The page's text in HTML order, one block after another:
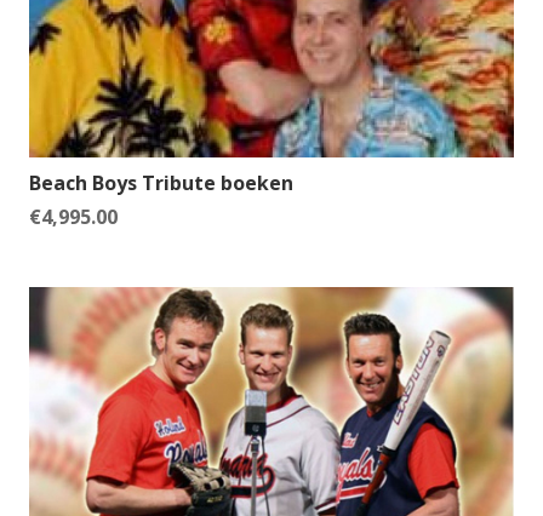
Beach Boys Tribute boeken
€4,995.00